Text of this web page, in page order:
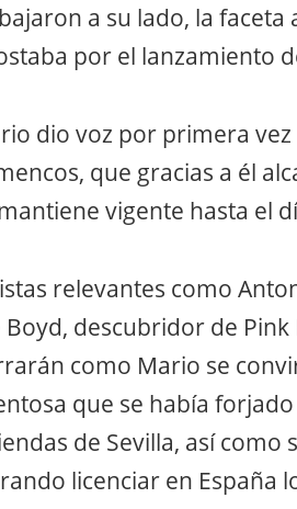
a su lado, la
por el lanzamiento
dio voz por primera
que gracias a él
vigente hasta el
relevantes como
Boyd, descubridor de
como Mario se
que se había
de Sevilla, así
licenciar en España